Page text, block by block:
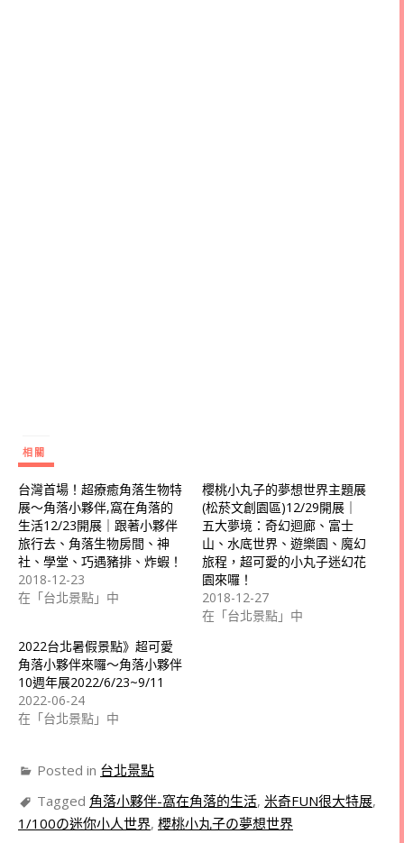
相關
台灣首場！超療癒角落生物特
展～角落小夥伴,窩在角落的
生活12/23開展｜跟著小夥伴
旅行去、角落生物房間、神
社、學堂、巧遇豬排、炸蝦！
2018-12-23
在「台北景點」中
櫻桃小丸子的夢想世界主題展
(松菸文創園區)12/29開展｜
五大夢境：奇幻迴廊、富士
山、水底世界、遊樂園、魔幻
旅程，超可愛的小丸子迷幻花
園來囉！
2018-12-27
在「台北景點」中
2022台北暑假景點》超可愛
角落小夥伴來囉～角落小夥伴
10週年展2022/6/23~9/11
2022-06-24
在「台北景點」中
Posted in 台北景點
Tagged 角落小夥伴-窩在角落的生活, 米奇FUN很大特展,
1/100の迷你小人世界, 櫻桃小丸子の夢想世界